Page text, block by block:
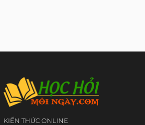
KIẾN THỨC ONLINE